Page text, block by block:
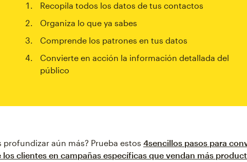
Recopila todos los datos de tus contactos
Organiza lo que ya sabes
Comprende los patrones en tus datos
Convierte en acción la información detallada del
público
profundizar aún más? Prueba estos 4sencillos pasos para
los clientes en campañas específicas que vendan más